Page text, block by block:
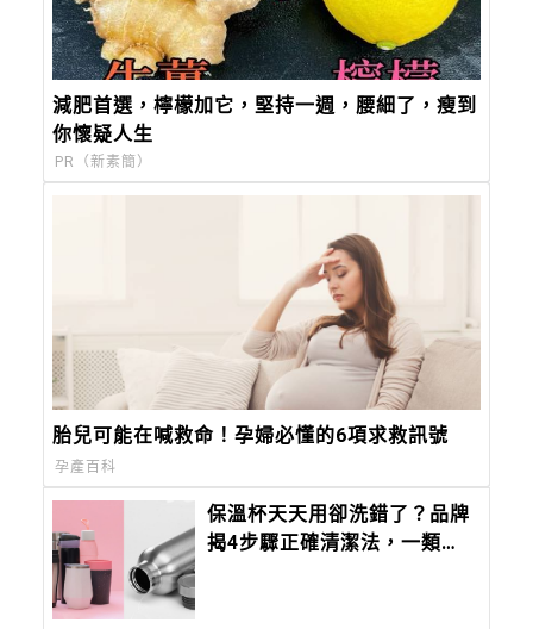
減肥首選，檸檬加它，堅持一週，腰細了，瘦到
你懷疑人生
PR（新素簡）
胎兒可能在喊救命！孕婦必懂的6項求救訊號
孕產百科
保溫杯天天用卻洗錯了？品牌
揭4步驟正確清潔法，一類刷